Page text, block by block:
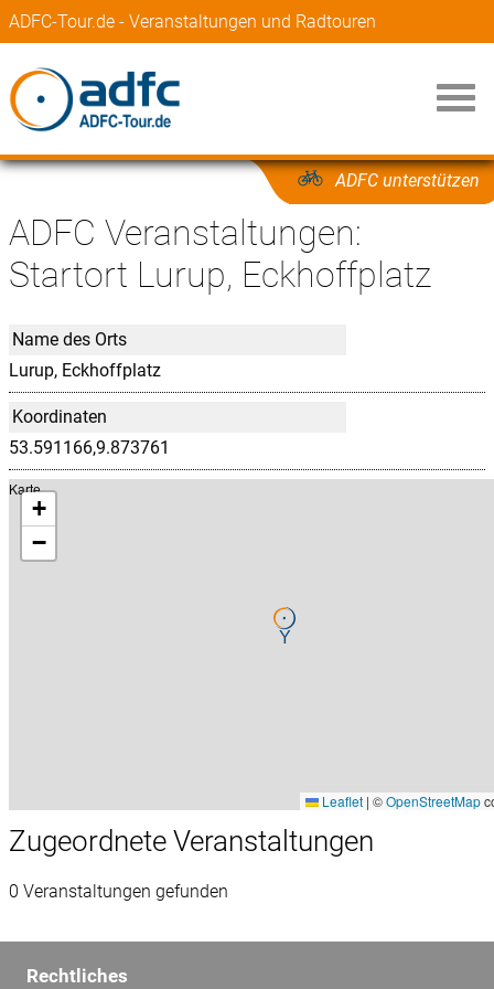
ADFC-Tour.de - Veranstaltungen und Radtouren
ADFC unterstützen
ADFC Veranstaltungen:
Startort Lurup, Eckhoffplatz
Name des Orts
Lurup, Eckhoffplatz
Koordinaten
53.591166,9.873761
Karte
+
−
Leaflet | ©OpenStreetMap
Zugeordnete Veranstaltungen
0 Veranstaltungen gefunden
Rechtliches